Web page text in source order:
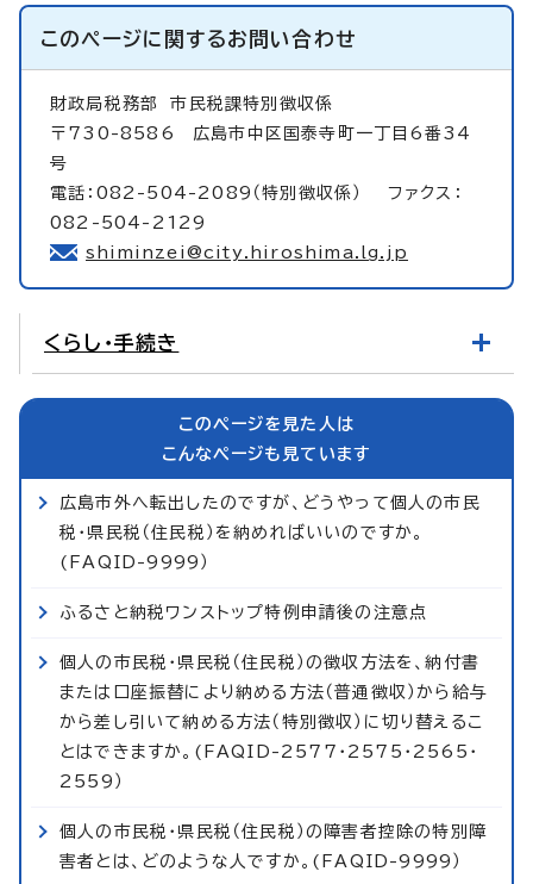
このページに関するお問い合わせ
財政局税務部市民税課特別徴収係
〒730-8586 広島市中区国泰寺町一丁目6番34
号
電話：082-504-2089（特別徴収係） ファクス：
082-504-2129
shiminzei@city.hiroshima.lg.jp
くらし・手続き
このページを見た人は
こんなページも見ています
広島市外へ転出したのですが、どうやって個人の市民
税・県民税（住民税）を納めればいいのですか。
(FAQID-9999）
ふるさと納税ワンストップ特例申請後の注意点
個人の市民税・県民税（住民税）の徴収方法を、納付書
または口座振替により納める方法（普通徴収）から給与
から差し引いて納める方法（特別徴収）に切り替えるこ
とはできますか。(FAQID-2577・2575・2565・
2559）
個人の市民税・県民税（住民税）の障害者控除の特別障
害者とは、どのような人ですか。(FAQID-9999）